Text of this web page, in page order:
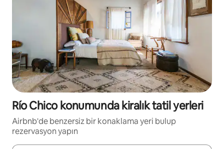
Río Chico konumunda kiralık tatil yerleri
Airbnb'de benzersiz bir konaklama yeri bulup
rezervasyon yapın